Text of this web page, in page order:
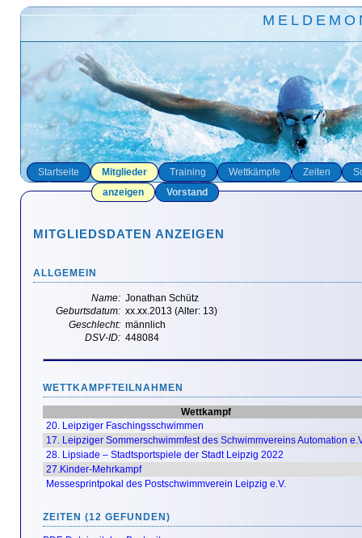
Startseite
Mitglieder
anzeigen
Vorstand
Training Wettkämpfe Zeiten
MITGLIEDSDATEN ANZEIGEN
ALLGEMEIN
Name: Jonathan Schütz
Geburtsdatum: xx.xx.2013 (Alter: 13)
Geschlecht: männlich
DSV-ID: 448084
WETTKAMPFTEILNAHMEN
Wettkampf
20. Leipziger Faschingsschwimmen
17. Leipziger Sommerschwimmfest des Schwimmvereins Automation
28. Lipsiade – Stadtsportspiele der Stadt Leipzig 2022
27.Kinder-Mehrkampf
Messesprintpokal des Postschwimmverein Leipzig e.V.
ZEITEN (12 GEFUNDEN)